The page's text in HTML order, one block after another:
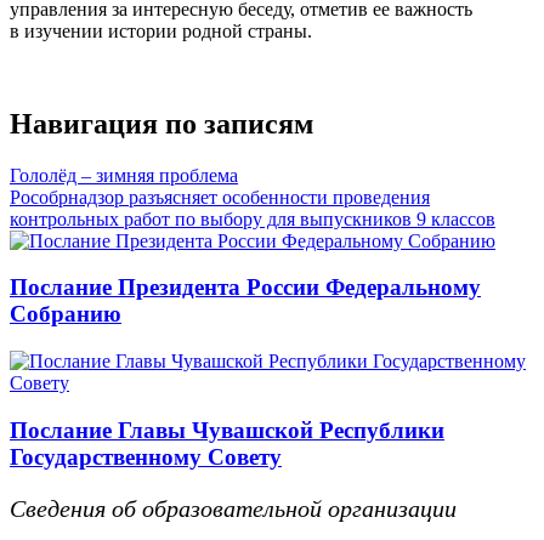
управления за интересную беседу, отметив ее важность
в изучении истории родной страны.
Навигация по записям
Гололёд – зимняя проблема
Рособрнадзор разъясняет особенности проведения
контрольных работ по выбору для выпускников 9 классов
Послание Президента России Федеральному
Собранию
Послание Главы Чувашской Республики
Государственному Совету
Сведения об образовательной организации